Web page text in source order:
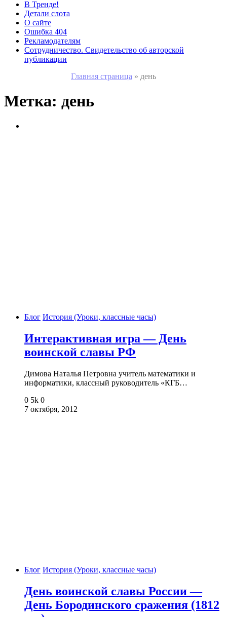
В Тренде!
Детали слота
О сайте
Ошибка 404
Рекламодателям
Сотрудничество. Свидетельство об авторской
публикации
Главная страница » день
Метка: день
Блог История (Уроки, классные часы)
Интерактивная игра — День
воинской славы РФ
Димова Наталья Петровна учитель математики и
информатики, классный руководитель «КГБ…
0 5k 0
7 октября, 2012
Блог История (Уроки, классные часы)
День воинской славы России —
День Бородинского сражения (1812